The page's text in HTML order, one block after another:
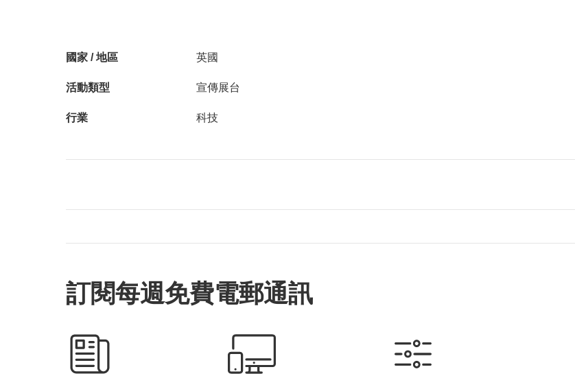
國家 / 地區 英國
活動類型 宣傳展台
行業 科技
訂閱每週免費電郵通訊